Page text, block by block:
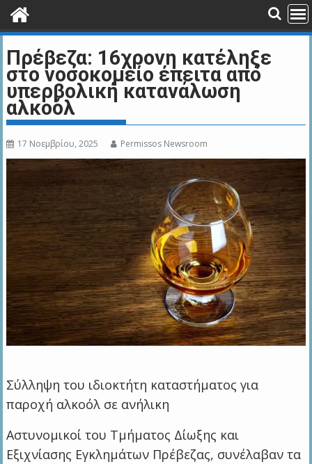
Πρέβεζα: 16χρονη κατέληξε
στο νοσοκομείο έπειτα από
υπερβολική κατανάλωση
αλκοόλ
17 Νοεμβρίου, 2025 Permissos Newsroom
Σύλληψη του ιδιοκτήτη καταστήματος για
παροχή αλκοόλ σε ανήλικη
Αστυνομικοί του Τμήματος Δίωξης και
Εξιχνίασης Εγκλημάτων Πρέβεζας, συνέλαβαν τα